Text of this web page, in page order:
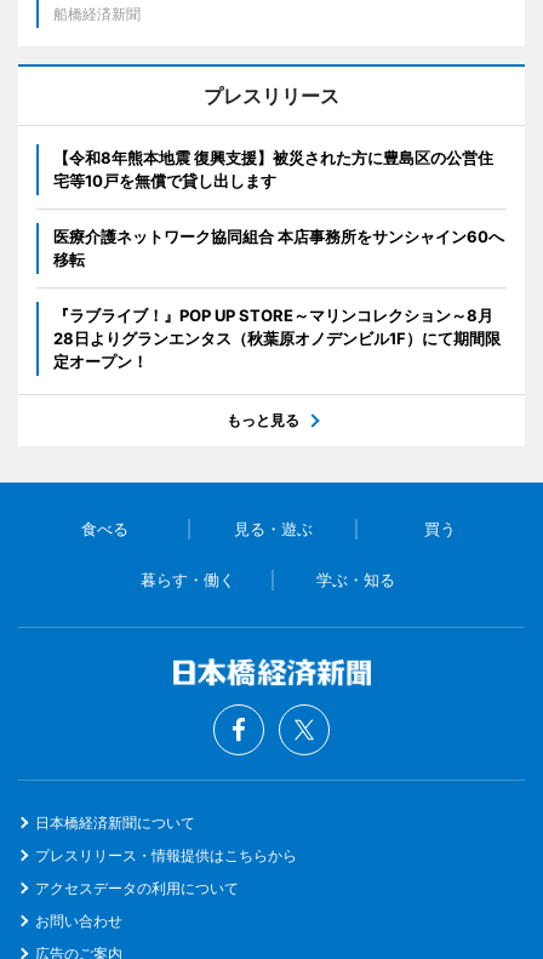
船橋経済新聞
プレスリリース
【令和8年熊本地震 復興支援】被災された方に豊島区の公営住
宅等10戸を無償で貸し出します
医療介護ネットワーク協同組合 本店事務所をサンシャイン60へ
移転
『ラブライブ！』POP UP STORE～マリンコレクション～8月
28日よりグランエンタス（秋葉原オノデンビル1F）にて期間限
定オープン！
もっと見る
食べる 見る・遊ぶ 買う
暮らす・働く 学ぶ・知る
日本橋経済新聞について
プレスリリース・情報提供はこちらから
アクセスデータの利用について
お問い合わせ
広告のご案内